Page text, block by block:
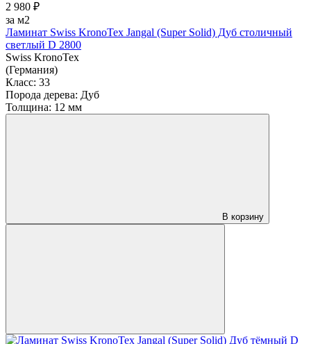
2 980 ₽
за м2
Ламинат Swiss KronoTex Jangal (Super Solid) Дуб столичный
светлый D 2800
Swiss KronoTex
(Германия)
Класс: 33
Порода дерева: Дуб
Толщина: 12 мм
В корзину